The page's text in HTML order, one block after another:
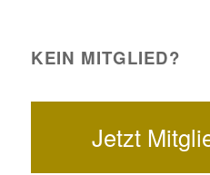
KEIN MITGLIED?
Jetzt